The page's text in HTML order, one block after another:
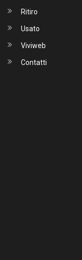
Ritiro
Usato
Viviweb
Contatti